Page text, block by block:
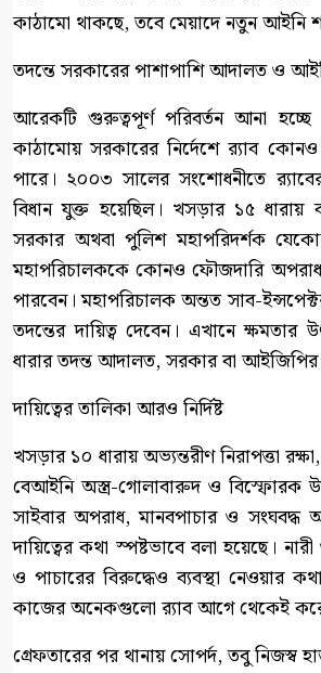
কাঠামো থাকছে, তবে মেয়াদে নতুন আইনি
তদন্তে সরকারের পাশাপাশি আদালত ও
আরেকটি গুরুত্বপূর্ণ পরিবর্তন আনা হচ্ছে
কাঠামোয় সরকারের নির্দেশে র‍্যাব
পারে। ২০০৩ সালের সংশোধনীতে
বিধান যুক্ত হয়েছিল। খসড়ার ১৫
সরকার অথবা পুলিশ মহাপরিদর্শক
মহাপরিচালককে কোনও ফৌজদারি অপরাধ
পারবেন। মহাপরিচালক অন্তত সাব-
তদন্তের দায়িত্ব দেবেন। এখানে
ধারার তদন্ত আদালত, সরকার বা আইজিপির
দায়িত্বের তালিকা আরও নির্দিষ্ট
খসড়ার ১০ ধারায় অভ্যন্তরীণ নিরাপত্তা
বেআইনি অস্ত্র-গোলাবারুদ ও বিস্ফোরক
সাইবার অপরাধ, মানবপাচার ও সংঘবদ্ধ
দায়িত্বের কথা স্পষ্টভাবে বলা হয়েছে।
ও পাচারের বিরুদ্ধেও ব্যবস্থা নেওয়ার
কাজের অনেকগুলো র‍্যাব আগে থেকেই
গ্রেফতারের পর থানায় সোপর্দ, তবু নিজস্ব